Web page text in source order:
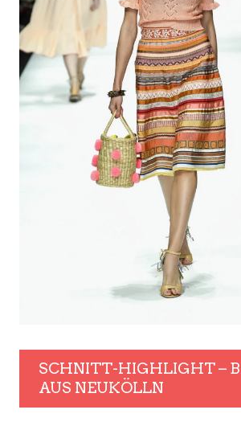
SCHNITT-HIGHLIGHT –
AUS NEUKÖLLN